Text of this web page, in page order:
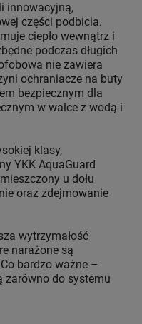
innowacyjną,
części podbicia.
ciepło wewnątrz i
podczas długich
nie zawiera
ochraniacze na buty
bezpiecznym dla
w walce z wodą i
klasy,
YKK AquaGuard
u dołu
oraz zdejmowanie
wytrzymałość
narażone są
bardzo ważne –
zarówno do systemu